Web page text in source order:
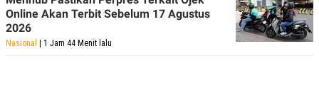
Online Akan Terbit Sebelum 17 Agustus
2026
Nasional | 1 Jam 44 Menit lalu